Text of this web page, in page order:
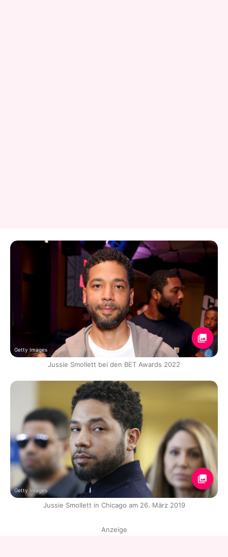
Getty Images
Jussie Smollett bei den BET Awards 2022
Getty Images
Jussie Smollett in Chicago am 26. März 2019
Anzeige